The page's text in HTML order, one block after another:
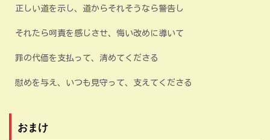
正しい道を示し、道からそれそうなら警告し
それたら呵責を感じさせ、悔い改めに導いて
罪の代価を支払って、清めてくださる
慰めを与え、いつも見守って、支えてくださる
おまけ